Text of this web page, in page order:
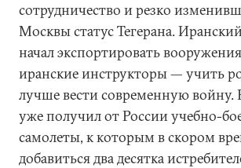
сотрудничество и резко
Москвы статус Тегерана.
начал экспортировать
иранские инструкторы — учить
лучше вести современную
уже получил от России учебно-
самолеты, к которым в скором
добавиться два десятка